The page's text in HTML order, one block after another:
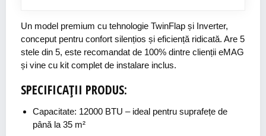
Un model premium cu tehnologie TwinFlap și Inverter,
conceput pentru confort silențios și eficiență ridicată. Are 5
stele din 5, este recomandat de 100% dintre clienții eMAG
și vine cu kit complet de instalare inclus.
SPECIFICAȚII PRODUS:
Capacitate: 12000 BTU – ideal pentru suprafețe de
până la 35 m²